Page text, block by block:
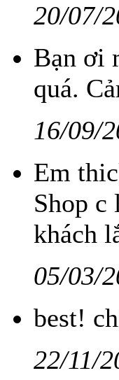
20/07/
Bạn ơi
quá.
16/09/
Em
Shop c
khách
05/03/
best!
22/11/